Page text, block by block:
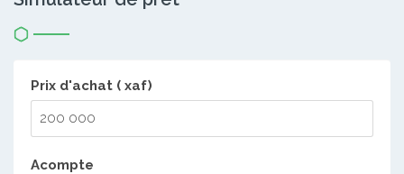
Prix d'achat ( xaf)
Acompte